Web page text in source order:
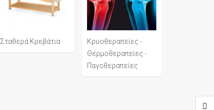
Σταθερά Κρεβάτια
Κρυοθεραπείες -
Θερμοθεραπείες -
Παγοθεραπείες